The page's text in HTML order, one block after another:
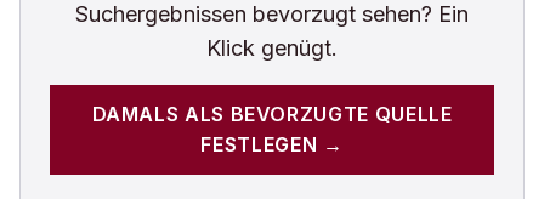
Suchergebnissen bevorzugt sehen? Ein
Klick genügt.
DAMALS ALS BEVORZUGTE QUELLE
FESTLEGEN →